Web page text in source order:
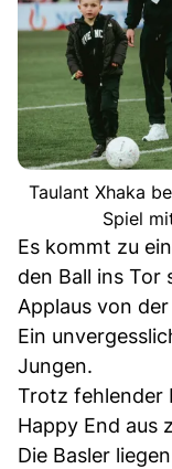
Taulant Xhaka
Spiel
Es kommt zu
den Ball ins Tor
Applaus von
Ein
Jungen.
Trotz fehlender
Happy End aus
Die Basler